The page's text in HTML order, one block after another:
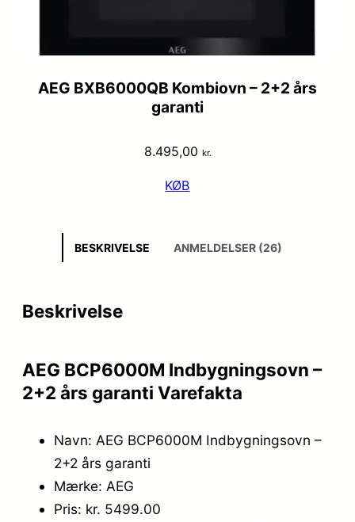
AEG BXB6000QB Kombiovn – 2+2 års
garanti
8.495,00 kr.
KØB
BESKRIVELSE ANMELDELSER (26)
Beskrivelse
AEG BCP6000M Indbygningsovn –
2+2 års garanti Varefakta
Navn: AEG BCP6000M Indbygningsovn –
2+2 års garanti
Mærke: AEG
Pris: kr. 5499.00